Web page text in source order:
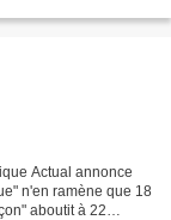
Actual annonce
n'en ramène que 18
aboutit à 22